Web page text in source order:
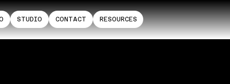
STUDIO CONTACT RESOURCES